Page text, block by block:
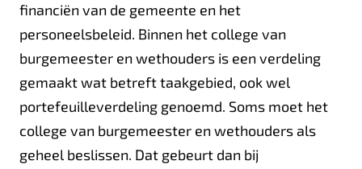
financiën van de gemeente en het
personeelsbeleid. Binnen het college van
burgemeester en wethouders is een verdeling
gemaakt wat betreft taakgebied, ook wel
portefeuilleverdeling genoemd. Soms moet het
college van burgemeester en wethouders als
geheel beslissen. Dat gebeurt dan bij